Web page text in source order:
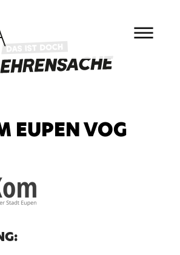
IN
EUPEN VOG